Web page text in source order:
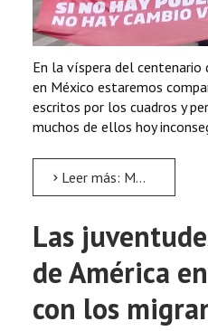
En la víspera del
en México estaremos
escritos por los cuadros y
muchos de ellos hoy
Leer más: Memoria comunista
Las
de América
con los